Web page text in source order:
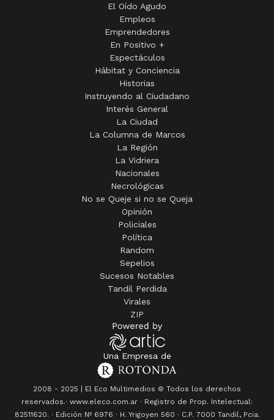
El Oído Agudo
Empleos
Emprendedores
En Positivo +
Espectáculos
Hábitat y Conciencia
Historias
Instruyendo al Ciudadano
Interés General
La Ciudad
La Columna de Marcos
La Región
La Vidriera
Nacionales
Necrológicas
No se Queje si no se Queja
Opinión
Policiales
Política
Random
Sepelios
Sucesos Notables
Tandil Perdida
Virales
ZIP
Una Empresa de
2008 - 2025 | El Eco Multimedios © Todos los derechos
reservados.· www.eleco.com.ar · Registro de Prop. Intelectual:
82511620. · Edición Nº 6976 · H. Yrigoyen 560 · C.P. 7000 Tandil, Pcia.